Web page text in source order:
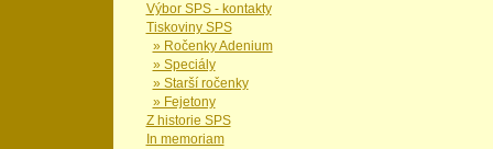
Výbor SPS - kontakty
Tiskoviny SPS
» Ročenky Adenium
» Speciály
» Starší ročenky
» Fejetony
Z historie SPS
In memoriam